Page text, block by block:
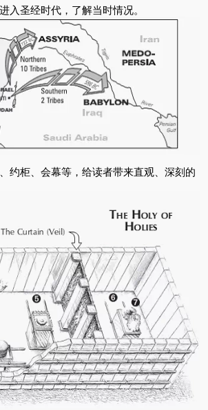
入圣经时代，了解当时情况。
约柜、会幕等，给读者带来直观、深刻的